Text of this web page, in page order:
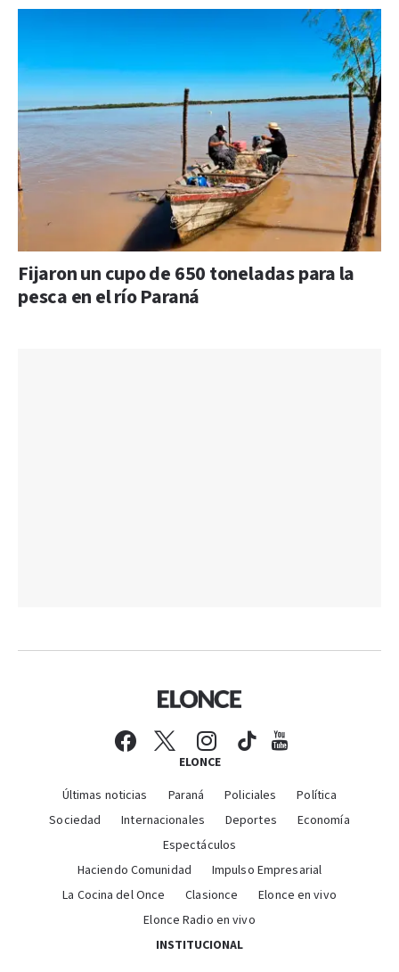
Fijaron un cupo de 650 toneladas para la
pesca en el río Paraná
ELONCE
Últimas noticias Paraná Policiales
Política
Sociedad
Internacionales Deportes
Economía
Espectáculos
Haciendo Comunidad
Impulso Empresarial
La Cocina del Once
Clasionce
Elonce en vivo
Elonce Radio en vivo
INSTITUCIONAL